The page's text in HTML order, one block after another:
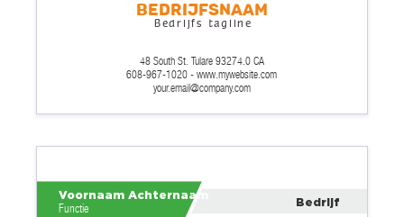
Bedrijfsnaam
Bedrijfs tagline
your.email@company.com
608-967-1020 - www.mywebsite.com
48 South St. Tulare 93274.0 CA
Bedrijf
Voornaam Achternaam
Functie